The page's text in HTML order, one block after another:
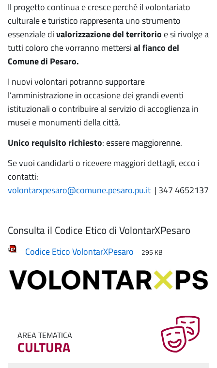
Il progetto continua e cresce perché il volontariato
culturale e turistico rappresenta uno strumento
essenziale divalorizzazione del territorio e si rivolge a
tutti coloro che vorranno mettersial fianco del
Comune di Pesaro.
I nuovi volontari potranno supportare
l’amministrazione in occasione dei grandi eventi
istituzionali o contribuire al servizio di accoglienza in
musei e monumenti della città.
Unico requisito richiesto: essere maggiorenne.
Se vuoi candidarti o ricevere maggiori dettagli, ecco i
contatti:
volontarxpesaro@comune.pesaro.pu.it | 347 4652137
Consulta il Codice Etico di VolontarXPesaro
Codice Etico VolontarXPesaro 295 KB
AREA TEMATICA
CULTURA